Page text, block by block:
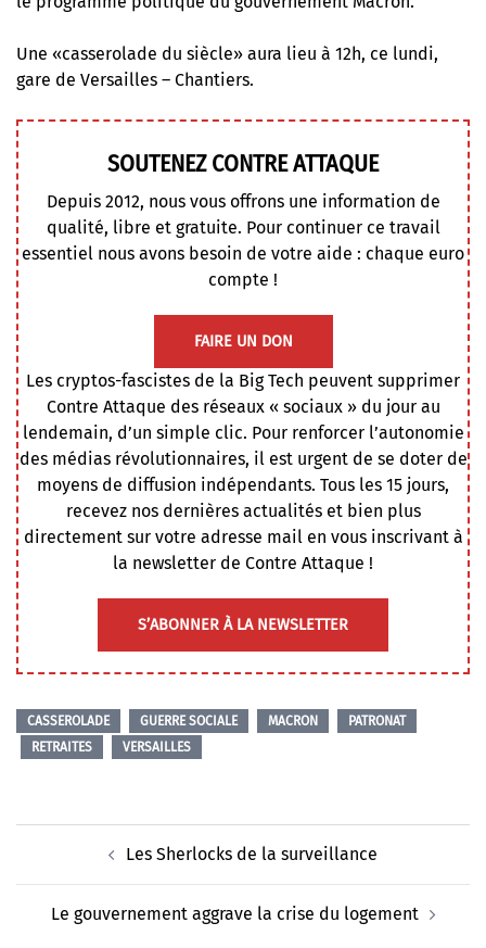
Une «casserolade du siècle» aura lieu à 12h, ce lundi,
gare de Versailles – Chantiers.
SOUTENEZ CONTRE ATTAQUE
Depuis 2012, nous vous offrons une information de
qualité, libre et gratuite. Pour continuer ce travail
essentiel nous avons besoin de votre aide : chaque euro
compte !
FAIRE UN DON
Les cryptos-fascistes de la Big Tech peuvent supprimer
Contre Attaque des réseaux « sociaux » du jour au
lendemain, d’un simple clic. Pour renforcer l’autonomie
des médias révolutionnaires, il est urgent de se doter de
moyens de diffusion indépendants. Tous les 15 jours,
recevez nos dernières actualités et bien plus
directement sur votre adresse mail en vous inscrivant à
la newsletter de Contre Attaque !
S’ABONNER À LA NEWSLETTER
CASSEROLADE GUERRE SOCIALE MACRON
PATRONAT
RETRAITES
VERSAILLES
Les Sherlocks de la surveillance
Le gouvernement aggrave la crise du logement